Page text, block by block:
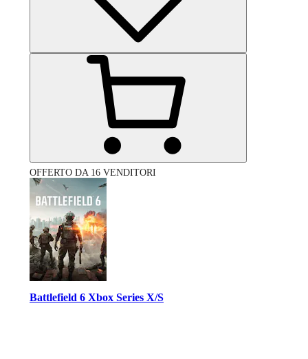
OFFERTO DA 16 VENDITORI
Battlefield 6 Xbox Series X/S